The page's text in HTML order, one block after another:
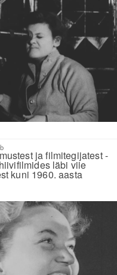
ja filmitegijatest -
läbi viie
kuni 1960. aasta